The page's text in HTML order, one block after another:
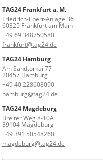
TAG24 Frankfurt a. M.
Friedrich-Ebert-Anlage 36
60325 Frankfurt am Main
+49 69 348750580
frankfurt@tag24.de
TAG24 Hamburg
Am Sandtorkai 77
20457 Hamburg
+49 40 228608090
hamburg@tag24.de
TAG24 Magdeburg
Breiter Weg 8-10A
39104 Magdeburg
+49 391 50548260
magdeburg@tag24.de